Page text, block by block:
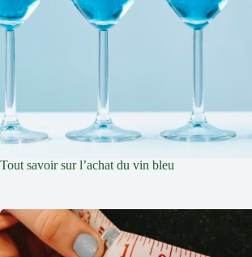
Tout savoir sur l’achat du vin bleu